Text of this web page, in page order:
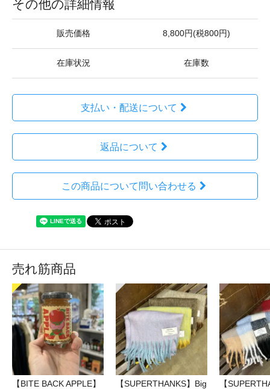
その他の詳細情報
販売価格 8,800円(税800円)
在庫状況 在庫数
支払い・配送について
返品について
この商品について問い合わせる
売れ筋商品
【BITE BACK APPLE】
【SUPERTHANKS】Big
【